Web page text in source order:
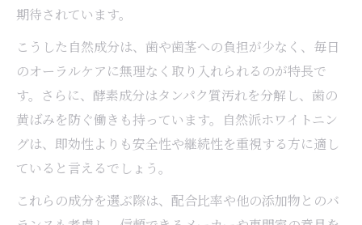
期待されています。
こうした自然成分は、歯や歯茎への負担が少なく、毎日
のオーラルケアに無理なく取り入れられるのが特長で
す。さらに、酵素成分はタンパク質汚れを分解し、歯の
黄ばみを防ぐ働きも持っています。自然派ホワイトニン
グは、即効性よりも安全性や継続性を重視する方に適し
ていると言えるでしょう。
これらの成分を選ぶ際は、配合比率や他の添加物とのバ